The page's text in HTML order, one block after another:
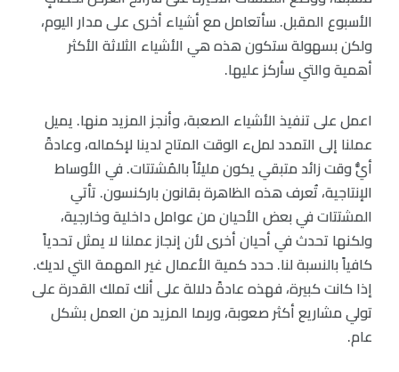
الأسبوع المقبل. سأتعامل مع أشياء أخرى على مدار اليوم،
ولكن بسهولة ستكون هذه هي الأشياء الثلاثة الأكثر
أهمية والتي سأركز عليها.
اعمل على تنفيذ الأشياء الصعبة، وأنجز المزيد منها. يميل
عملنا إلى التمدد لملء الوقت المتاح لدينا لإكماله، وعادةً
أيُّ وقت زائد متبقي يكون مليئاً بالمُشتتات. في الأوساط
الإنتاجية، تُعرف هذه الظاهرة بقانون باركنسون. تأتي
المشتتات في بعض الأحيان من عوامل داخلية وخارجية،
ولكنها تحدث في أحيان أخرى لأن إنجاز عملنا لا يمثل تحدياً
كافياً بالنسبة لنا. حدد كمية الأعمال غير المهمة التي لديك.
إذا كانت كبيرة، فهذه عادةً دلالة على أنك تملك القدرة على
تولي مشاريع أكثر صعوبة، وربما المزيد من العمل بشكل
عام.